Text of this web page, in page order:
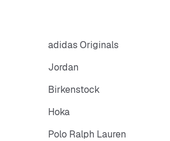
adidas Originals
Jordan
Birkenstock
Hoka
Polo Ralph Lauren